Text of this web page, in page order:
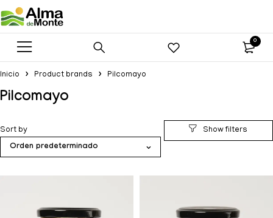
0
Inicio Product brands Pilcomayo
Pilcomayo
Sort by
Orden predeterminado